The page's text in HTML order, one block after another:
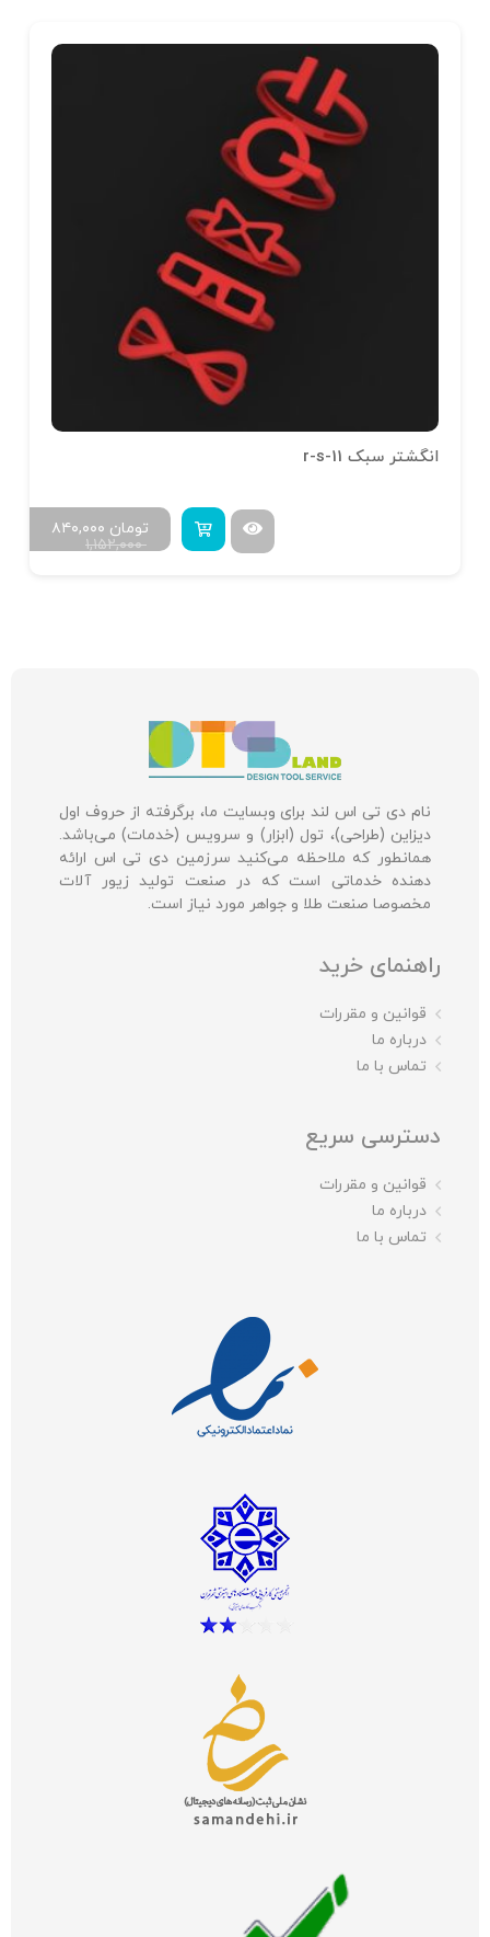
انگشتر سبک r-s-11
۱,۱۵۲,۰۰۰
۸۴۰,۰۰۰ تومان
نام دی تی اس لند برای وبسایت ما، برگرفته از حروف اول
دیزاین (طراحی)، تول (ابزار) و سرویس (خدمات) می‌باشد.
همانطور که ملاحظه می‌کنید سرزمین دی تی اس ارائه
دهنده خدماتی است که در صنعت تولید زیور آلات
مخصوصا صنعت طلا و جواهر مورد نیاز است.
راهنمای خرید
قوانین و مقررات
درباره ما
تماس با ما
دسترسی سریع
قوانین و مقررات
درباره ما
تماس با ما